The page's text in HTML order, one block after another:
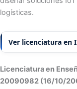
logísticas.
Ver licenciatura en
Licenciatura en
20090982 (16/10/